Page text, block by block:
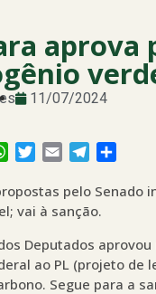
11/07/2024
WhatsApp
Twitter
Email Telegram
pelo Senado
vai à sanção.
Deputados
ao PL (projeto de
Segue para a